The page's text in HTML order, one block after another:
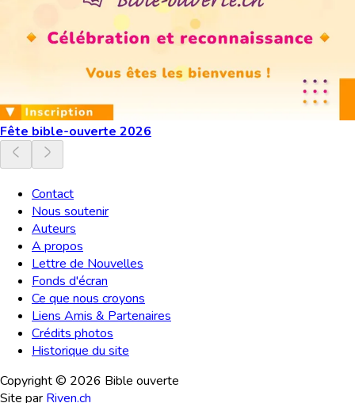
Fête bible-ouverte 2026
Contact
Nous soutenir
Auteurs
A propos
Lettre de Nouvelles
Fonds d'écran
Ce que nous croyons
Liens Amis & Partenaires
Crédits photos
Historique du site
Copyright © 2026 Bible ouverte
Site par Riven.ch